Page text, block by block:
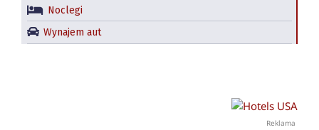
Noclegi
Wynajem aut
Reklama